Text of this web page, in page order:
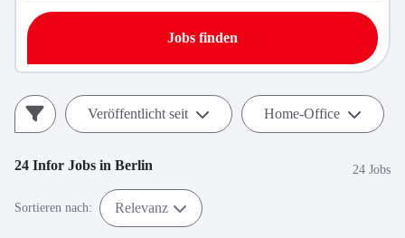
Jobs finden
Veröffentlicht seit Home-Office
24 Infor Jobs in Berlin 24 Jobs
Sortieren nach: Relevanz